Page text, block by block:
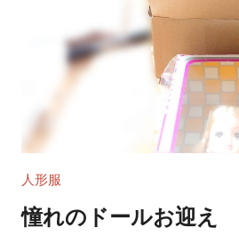
人形服
憧れのドールお迎え